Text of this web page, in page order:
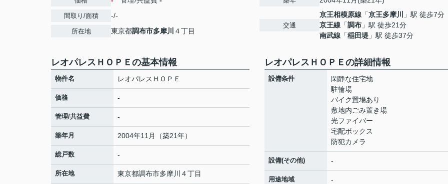
間取り/面積 -/-
所在地 東京都調布市多摩川 ４丁目
交通
京王相模原線 「京王多摩川
」駅 徒歩7分
京王線 「調布 」駅 徒歩21分
南武線 「稲田堤 」駅 徒歩37分
レオパレスＨＯＰＥの基本情報
物件名 レオパレスＨＯＰＥ
価格 -
管理/共益費 -
築年月 2004年11月（築21年）
総戸数 -
所在地 東京都調布市多摩川 ４丁目
レオパレスＨＯＰＥの詳細情報
設備条件
閑静な住宅地
駐輪場
バイク置場あり
敷地内ごみ置き場
光ファイバー
宅配ボックス
防犯カメラ
設備(その他) -
用途地域 -